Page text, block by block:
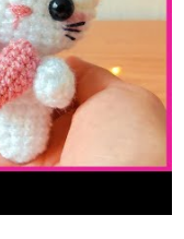
puedes encontrar
para el canal
Nos vemos pronto!